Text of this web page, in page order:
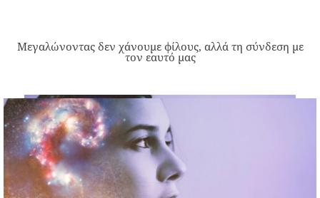
Μεγαλώνοντας δεν χάνουμε φίλους, αλλά τη σύνδεση με
τον εαυτό μας